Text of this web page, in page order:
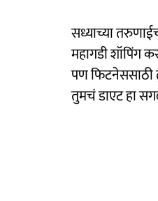
सध्याच्या
महागडी शॉपिंग
पण फिटनेससाठी
तुमचं डाएट हा